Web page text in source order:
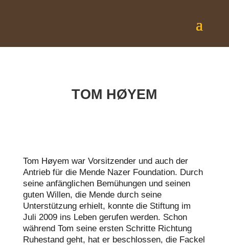
TOM HØYEM
Tom Høyem war Vorsitzender und auch der
Antrieb für die Mende Nazer Foundation. Durch
seine anfänglichen Bemühungen und seinen
guten Willen, die Mende durch seine
Unterstützung erhielt, konnte die Stiftung im
Juli 2009 ins Leben gerufen werden. Schon
während Tom seine ersten Schritte Richtung
Ruhestand geht, hat er beschlossen, die Fackel